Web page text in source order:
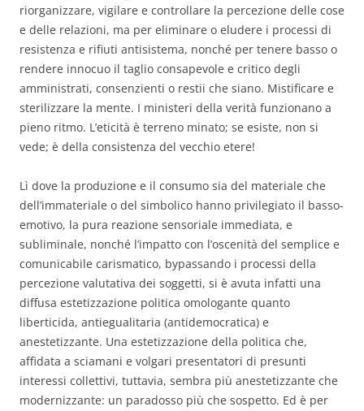
riorganizzare, vigilare e controllare la percezione delle cose
e delle relazioni, ma per eliminare o eludere i processi di
resistenza e rifiuti antisistema, nonché per tenere basso o
rendere innocuo il taglio consapevole e critico degli
amministrati, consenzienti o restii che siano. Mistificare e
sterilizzare la mente. I ministeri della verità funzionano a
pieno ritmo. L’eticità è terreno minato; se esiste, non si
vede; è della consistenza del vecchio etere!
Lì dove la produzione e il consumo sia del materiale che
dell’immateriale o del simbolico hanno privilegiato il basso-
emotivo, la pura reazione sensoriale immediata, e
subliminale, nonché l’impatto con l’oscenità del semplice e
comunicabile carismatico, bypassando i processi della
percezione valutativa dei soggetti, si è avuta infatti una
diffusa estetizzazione politica omologante quanto
liberticida, antiegualitaria (antidemocratica) e
anestetizzante. Una estetizzazione della politica che,
affidata a sciamani e volgari presentatori di presunti
interessi collettivi, tuttavia, sembra più anestetizzante che
modernizzante: un paradosso più che sospetto. Ed è per